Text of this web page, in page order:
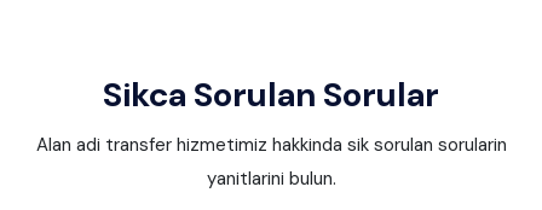
Sikca Sorulan Sorular
Alan adi transfer hizmetimiz hakkinda sik sorulan sorularin
yanitlarini bulun.